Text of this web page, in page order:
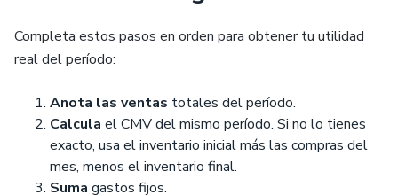
Completa estos pasos en orden para obtener tu utilidad
real del período:
Anota las ventas totales del período.
Calcula el CMV del mismo período. Si no lo tienes
exacto, usa el inventario inicial más las compras del
mes, menos el inventario final.
Suma gastos fijos.